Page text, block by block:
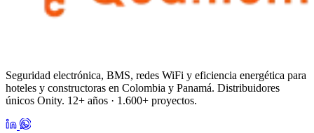
Seguridad electrónica, BMS, redes WiFi y eficiencia energética para
hoteles y constructoras en Colombia y Panamá. Distribuidores
únicos Onity. 12+ años · 1.600+ proyectos.